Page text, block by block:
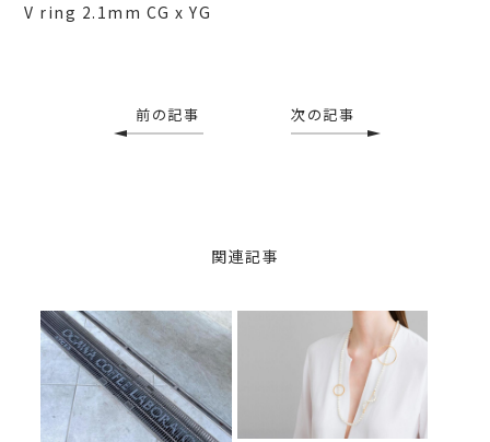
関連記事
V ring 2.1mm CG x YG
前の記事 次の記事